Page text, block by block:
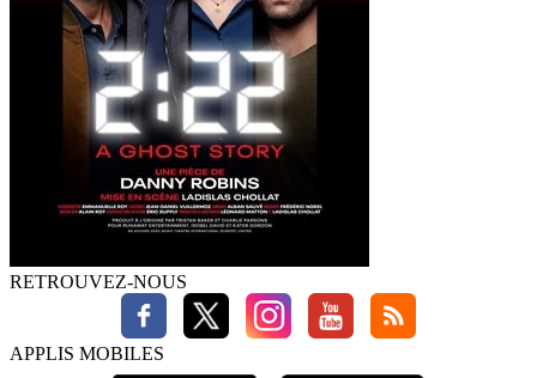
RETROUVEZ-NOUS
APPLIS MOBILES